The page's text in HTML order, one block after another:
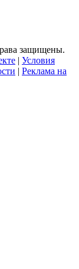
защищены.
| Условия
| Реклама на